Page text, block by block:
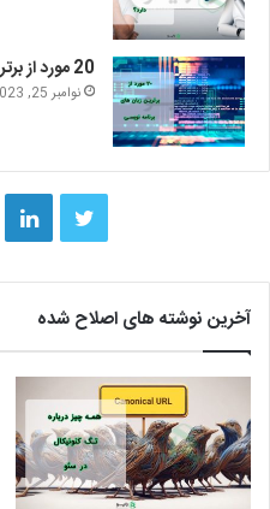
20 مورد از برترین زبان های برنامه نویسی
نوامبر 25, 2023
ی
ی
ت
ر
ک
ا
آخرین نوشته های اصلاح شده